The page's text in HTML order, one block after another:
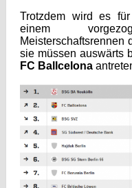
Trotzdem wird es
einem
Meisterschaftsrennen
sie müssen auswärts
FC Ballcelona